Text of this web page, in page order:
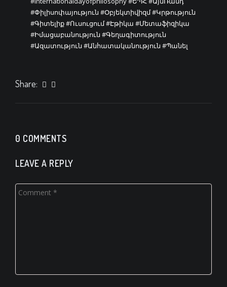
#Փիլիսոփայություն #Օբյեկտիվիզմ#Կրթություն
#Գիտելիք#Ուսուցում#Էթիկա #Մետաֆիզիկա
#Իմացաբանություն #Գեղագիտություն
#Ազատություն #Անհատականություն #Պանել
Share:
0 COMMENTS
LEAVE A REPLY